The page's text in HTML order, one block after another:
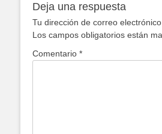
Deja una respuesta
Tu dirección de correo
Los campos obligatorios están
Comentario *